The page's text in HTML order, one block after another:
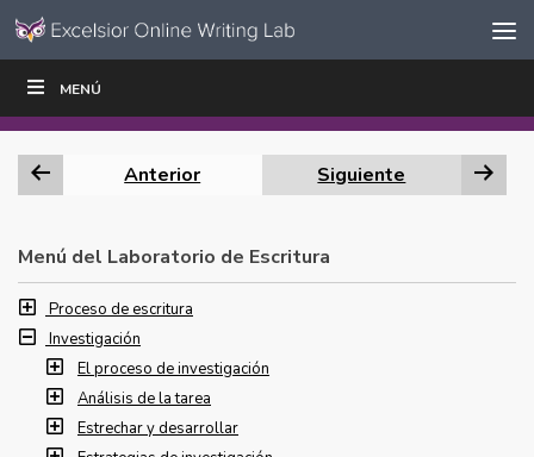
Ir al contenido
navegación
MENÚ
ESCRIBIR
Anterior Siguiente
Menú del Laboratorio de Escritura
Proceso de escritura
Investigación
El proceso de investigación
Análisis de la tarea
Estrechar y desarrollar